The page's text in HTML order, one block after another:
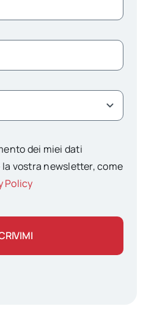
dei miei dati
vostra newsletter, come
Policy